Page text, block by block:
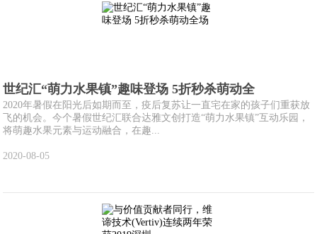
世纪汇“萌力水果镇”趣味登场 5折秒杀萌动全
2020年暑假在阳光后如期而至，疫后复苏让一直宅在家的孩子们重获放
飞的机会。今个暑假世纪汇联合达雅文创打造“萌力水果镇”互动乐园，
将萌趣水果元素与运动融合，在趣...
2020-08-05